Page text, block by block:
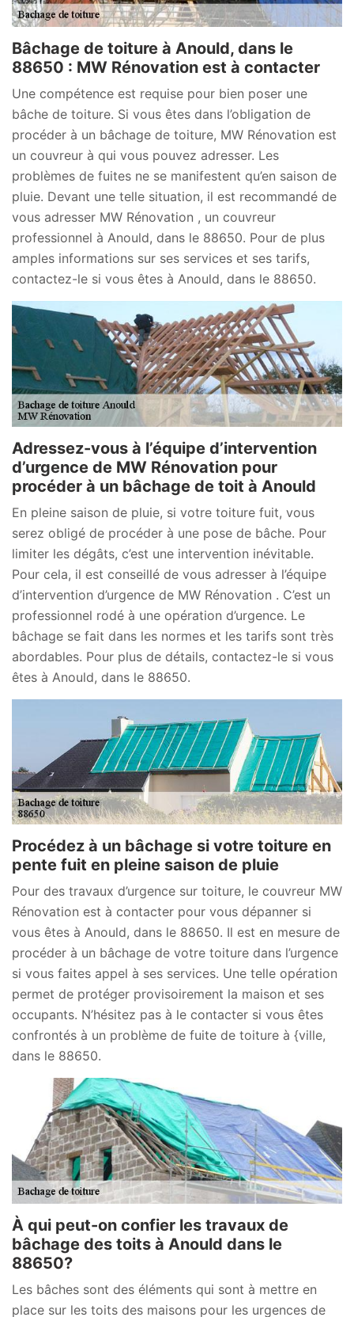
Bâchage de toiture à Anould, dans le
88650 : MW Rénovation est à contacter
Une compétence est requise pour bien poser une
bâche de toiture. Si vous êtes dans l’obligation de
procéder à un bâchage de toiture, MW Rénovation est
un couvreur à qui vous pouvez adresser. Les
problèmes de fuites ne se manifestent qu’en saison de
pluie. Devant une telle situation, il est recommandé de
vous adresser MW Rénovation , un couvreur
professionnel à Anould, dans le 88650. Pour de plus
amples informations sur ses services et ses tarifs,
contactez-le si vous êtes à Anould, dans le 88650.
Adressez-vous à l’équipe d’intervention
d’urgence de MW Rénovation pour
procéder à un bâchage de toit à Anould
En pleine saison de pluie, si votre toiture fuit, vous
serez obligé de procéder à une pose de bâche. Pour
limiter les dégâts, c’est une intervention inévitable.
Pour cela, il est conseillé de vous adresser à l’équipe
d’intervention d’urgence de MW Rénovation . C’est un
professionnel rodé à une opération d’urgence. Le
bâchage se fait dans les normes et les tarifs sont très
abordables. Pour plus de détails, contactez-le si vous
êtes à Anould, dans le 88650.
Procédez à un bâchage si votre toiture en
pente fuit en pleine saison de pluie
Pour des travaux d’urgence sur toiture, le couvreur MW
Rénovation est à contacter pour vous dépanner si
vous êtes à Anould, dans le 88650. Il est en mesure de
procéder à un bâchage de votre toiture dans l’urgence
si vous faites appel à ses services. Une telle opération
permet de protéger provisoirement la maison et ses
occupants. N’hésitez pas à le contacter si vous êtes
confrontés à un problème de fuite de toiture à {ville,
dans le 88650.
À qui peut-on confier les travaux de
bâchage des toits à Anould dans le
88650?
Les bâches sont des éléments qui sont à mettre en
place sur les toits des maisons pour les urgences de